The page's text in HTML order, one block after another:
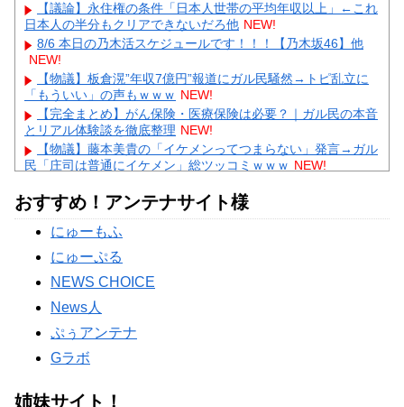
【議論】永住権の条件「日本人世帯の平均年収以上」←これ
日本人の半分もクリアできないだろ他 NEW!
8/6 本日の乃木活スケジュールです！！！【乃木坂46】他
NEW!
【物議】板倉滉”年収7億円”報道にガル民騒然→トピ乱立に
「もういい」の声もｗｗｗ NEW!
【完全まとめ】がん保険・医療保険は必要？｜ガル民の本音
とリアル体験談を徹底整理 NEW!
【物議】藤本美貴の「イケメンってつまらない」発言→ガル
民「庄司は普通にイケメン」総ツッコミｗｗｗ NEW!
にガル民総ツッコミｗｗｗ
【衝撃】剛力彩芽、ネプリーグで別人級美貌に→ガル民「え
っ待って」の総ツッコミｗｗｗ
Powered by livedoor 相互RSS
おすすめ！アンテナサイト様
にゅーもふ
にゅーぷる
NEWS CHOICE
News人
ぷぅアンテナ
Gラボ
姉妹サイト！